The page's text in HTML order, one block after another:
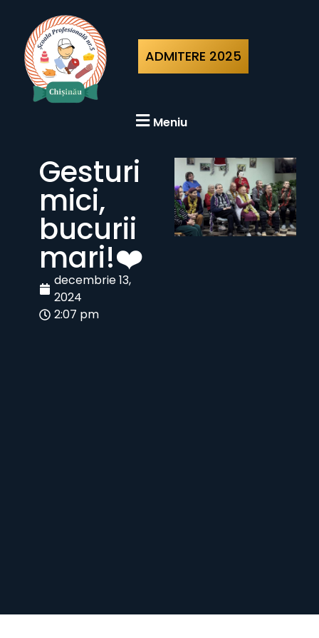
ADMITERE 2025
Meniu
Gesturi
mici,
bucurii
mari!❤️
decembrie 13,
2024
2:07 pm